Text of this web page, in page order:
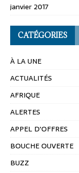
janvier 2017
CATÉGORIES
À LA UNE
ACTUALITÉS
AFRIQUE
ALERTES
APPEL D'OFFRES
BOUCHE OUVERTE
BUZZ